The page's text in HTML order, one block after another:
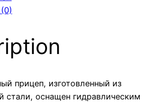
прицеп, изготовленный из
стали, оснащен гидравлическим